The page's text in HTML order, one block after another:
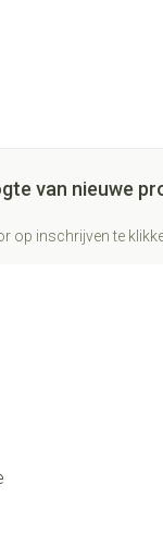
van nieuwe
op inschrijven te